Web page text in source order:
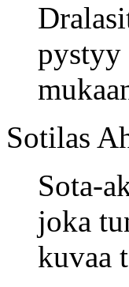
pystyy
Sotilas
Sota-
joka
kuvaa